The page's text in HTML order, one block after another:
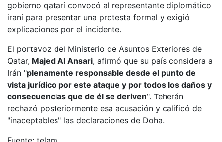
gobierno qatarí convocó al representante diplomático
iraní para presentar una protesta formal y exigió
explicaciones por el incidente.
El portavoz del Ministerio de Asuntos Exteriores de
Qatar, Majed Al Ansari, afirmó que su país considera a
Irán "plenamente responsable desde el punto de
vista jurídico por este ataque y por todos los daños y
consecuencias que de él se deriven". Teherán
rechazó posteriormente esa acusación y calificó de
"inaceptables" las declaraciones de Doha.
Fuente: telam